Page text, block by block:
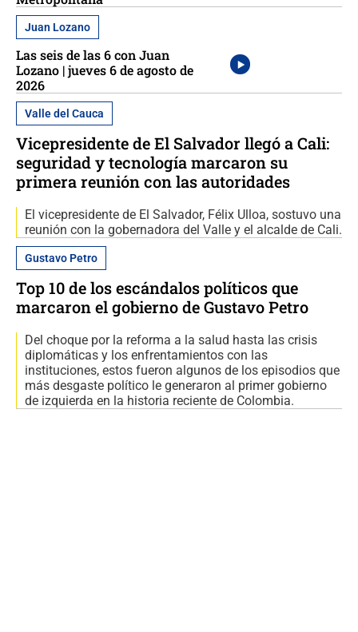
Juan Lozano
Las seis de las 6 con Juan
Lozano | jueves 6 de agosto de
2026
Valle del Cauca
Vicepresidente de El Salvador llegó a Cali:
seguridad y tecnología marcaron su
primera reunión con las autoridades
El vicepresidente de El Salvador, Félix Ulloa, sostuvo una
reunión con la gobernadora del Valle y el alcalde de Cali.
Gustavo Petro
Top 10 de los escándalos políticos que
marcaron el gobierno de Gustavo Petro
Del choque por la reforma a la salud hasta las crisis
diplomáticas y los enfrentamientos con las
instituciones, estos fueron algunos de los episodios que
más desgaste político le generaron al primer gobierno
de izquierda en la historia reciente de Colombia.